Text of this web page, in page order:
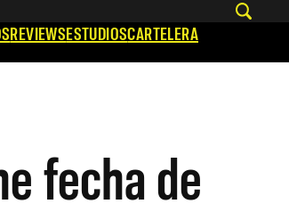
REVIEWSESTUDIOSCARTELERA
fecha de